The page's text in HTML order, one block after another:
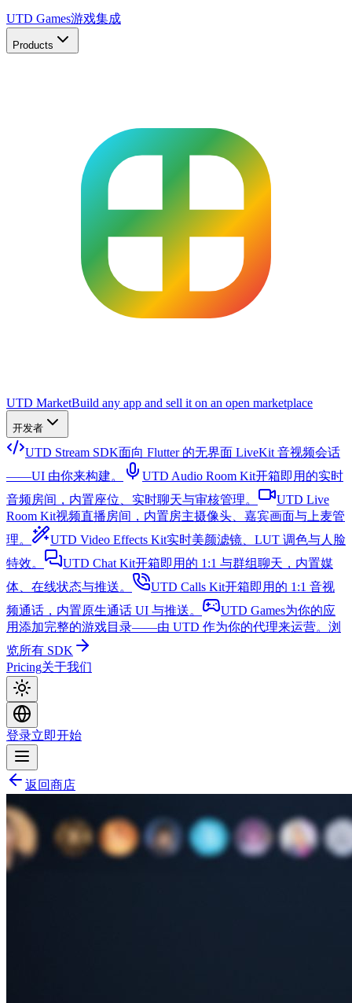
UTD Games游戏集成
Products
UTD MarketBuild any app and sell it on an open marketplace
开发者
UTD Stream SDK面向 Flutter 的无界面 LiveKit 音视频会话
——UI 由你来构建。
UTD Audio Room Kit开箱即用的实时
音频房间，内置座位、实时聊天与审核管理。
UTD Live
Room Kit视频直播房间，内置房主摄像头、嘉宾画面与上麦管
理。
UTD Video Effects Kit实时美颜滤镜、LUT 调色与人脸
特效。
UTD Chat Kit开箱即用的 1:1 与群组聊天，内置媒
体、在线状态与推送。
UTD Calls Kit开箱即用的 1:1 音视
频通话，内置原生通话 UI 与推送。
UTD Games为你的应
用添加完整的游戏目录——由 UTD 作为你的代理来运营。 浏
览所有 SDK
Pricing关于我们
登录立即开始
返回商店